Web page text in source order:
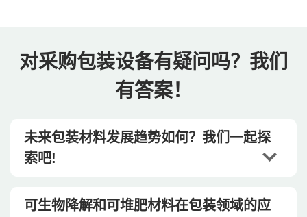
对采购包装设备有疑问吗？我们
有答案！
未来包装材料发展趋势如何？我们一起探
索吧!
可生物降解和可堆肥材料在包装领域的应